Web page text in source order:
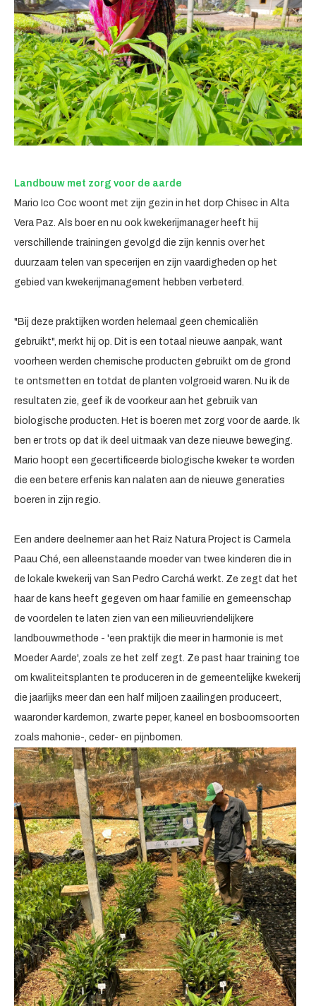
Landbouw met zorg voor de aarde
Mario Ico Coc woont met zijn gezin in het dorp Chisec in Alta
Vera Paz. Als boer en nu ook kwekerijmanager heeft hij
verschillende trainingen gevolgd die zijn kennis over het
duurzaam telen van specerijen en zijn vaardigheden op het
gebied van kwekerijmanagement hebben verbeterd.
"Bij deze praktijken worden helemaal geen chemicaliën
gebruikt", merkt hij op. Dit is een totaal nieuwe aanpak, want
voorheen werden chemische producten gebruikt om de grond
te ontsmetten en totdat de planten volgroeid waren. Nu ik de
resultaten zie, geef ik de voorkeur aan het gebruik van
biologische producten. Het is boeren met zorg voor de aarde. Ik
ben er trots op dat ik deel uitmaak van deze nieuwe beweging.
Mario hoopt een gecertificeerde biologische kweker te worden
die een betere erfenis kan nalaten aan de nieuwe generaties
boeren in zijn regio.
Een andere deelnemer aan het Raiz Natura Project is Carmela
Paau Ché, een alleenstaande moeder van twee kinderen die in
de lokale kwekerij van San Pedro Carchá werkt. Ze zegt dat het
haar de kans heeft gegeven om haar familie en gemeenschap
de voordelen te laten zien van een milieuvriendelijkere
landbouwmethode - 'een praktijk die meer in harmonie is met
Moeder Aarde', zoals ze het zelf zegt. Ze past haar training toe
om kwaliteitsplanten te produceren in de gemeentelijke kwekerij
die jaarlijks meer dan een half miljoen zaailingen produceert,
waaronder kardemon, zwarte peper, kaneel en bosboomsoorten
zoals mahonie-, ceder- en pijnbomen.